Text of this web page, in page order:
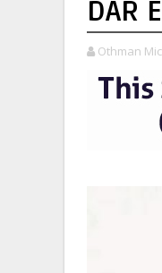
DAR
Othman